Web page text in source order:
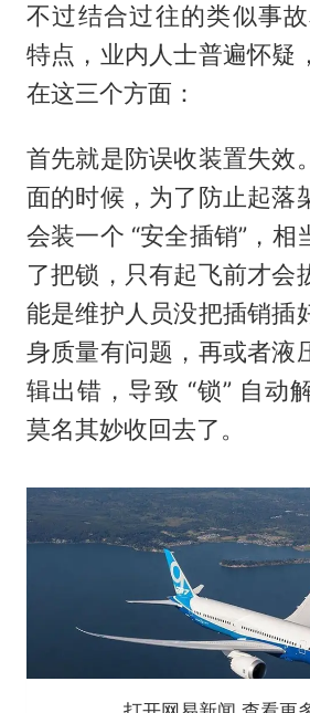
不过结合过往的类似事
特点，业内人士普遍怀疑
在这三个方面：
首先就是防误收装置失效
面的时候，为了防止起落
会装一个 “安全插销”，相
了把锁，只有起飞前才会
能是维护人员没把插销插
身质量有问题，再或者液
辑出错，导致 “锁” 自动
莫名其妙收回去了。